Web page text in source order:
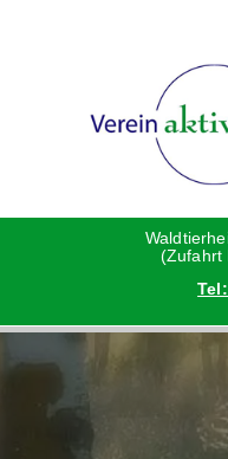
(Zufahrt
Katzen
Vermittlungshilfe privat
Danke an die Helfer
Vorstand
Satzung